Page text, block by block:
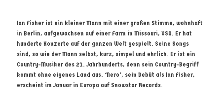
Ian Fisher ist ein kleiner Mann mit einer großen Stimme, wohnhaft
in Berlin, aufgewachsen auf einer Farm in Missouri, USA. Er hat
hunderte Konzerte auf der ganzen Welt gespielt. Seine Songs
sind, so wie der Mann selbst, kurz, simpel und ehrlich. Er ist ein
Country-Musiker des 21. Jahrhunderts, denn sein Country-Begriff
kommt ohne eigenes Land aus. ‘Nero’, sein Debüt als Ian Fisher,
erscheint im Januar in Europa auf Snowstar Records.